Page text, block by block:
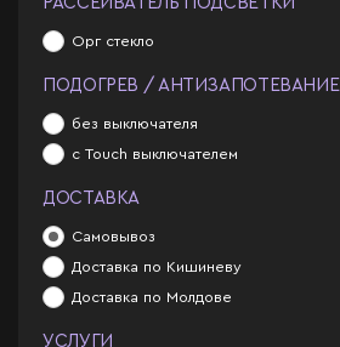
Орг стекло
ПОДОГРЕВ / АНТИЗАПОТЕВАНИЕ
без выключателя
с Touch выключателем
ДОСТАВКА
Самовывоз
Доставка по Кишиневу
Доставка по Молдове
УСЛУГИ